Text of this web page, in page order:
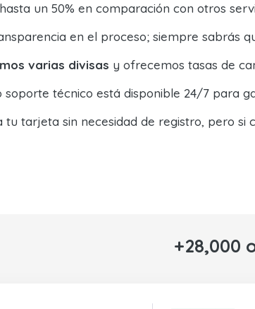
un 50% en comparación con otros
en el proceso; siempre sabrás
varias divisas y ofrecemos tasas de
soporte técnico está disponible 24/7 para
tu tarjeta sin necesidad de registro, pero si
+28,000